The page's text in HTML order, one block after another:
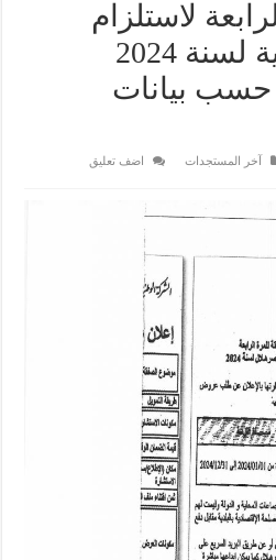
لاستلزام
السوق الاسبوعية لسنة 2024
حسب بيانات
آخر المستجدات
اضف تعليق